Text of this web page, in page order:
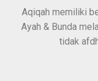
Aqiqah memiliki
Ayah & Bunda
tidak